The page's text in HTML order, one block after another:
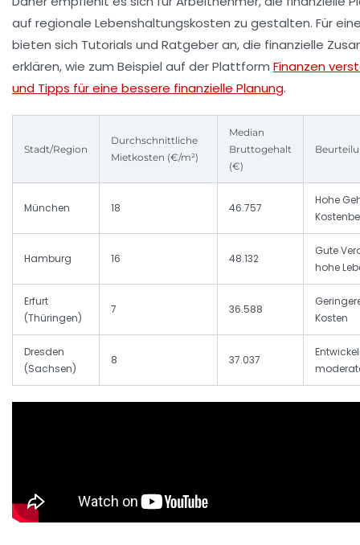
auf regionale Lebenshaltungskosten zu gestalten. Für
bieten sich Tutorials und Ratgeber an, die finanzielle
erklären, wie zum Beispiel auf der Plattform Finanzen
und Tipps für eine bessere finanzielle Planung.
Stadt/Region
Durchschnittliche
Mietkosten (€/m²)
Median
Bruttogehalt
(€)
München 18 46.757
Hohe
Hamburg 16 48.132
Gute
hohe
Erfurt
(Thüringen)
7 36.588
Kosten
Dresden
(Sachsen)
8 37.037